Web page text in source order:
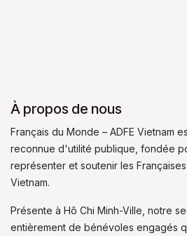
À propos de nous
Français du Monde – ADFE Vietnam
reconnue d'utilité publique, fondée
représenter et soutenir les
Vietnam.
Présente à Hô Chi Minh-Ville, notre
entièrement de bénévoles engagés